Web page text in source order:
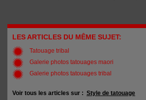
LES ARTICLES DU MÊME SUJET:
Tatouage tribal
Galerie photos tatouages maori
Galerie photos tatouages tribal
Voir tous les articles sur : Style de tatouage